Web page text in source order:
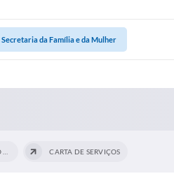
Secretaria da Família e da Mulher
CARTA DE SERVIÇOS